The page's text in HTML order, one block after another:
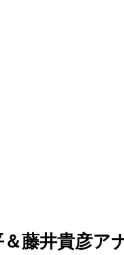
藤井貴彦アナ